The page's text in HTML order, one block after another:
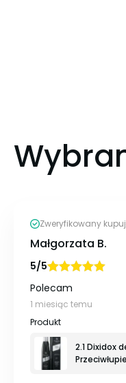
Zweryfikowany
Małgorzata B.
5/5
Polecam
1 miesiąc temu
2.1 Dixidox